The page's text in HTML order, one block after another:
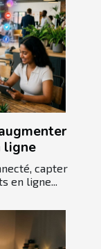
ligne
capter
en ligne...